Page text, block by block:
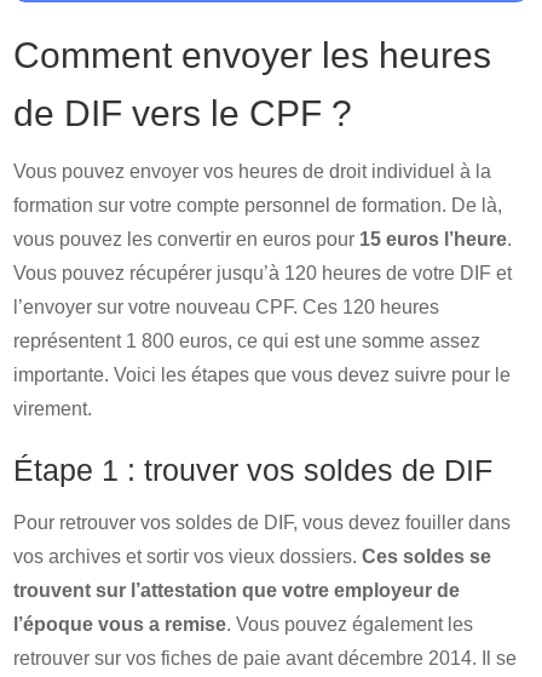
Comment envoyer les heures
de DIF vers le CPF ?
Vous pouvez envoyer vos heures de droit individuel à la
formation sur votre compte personnel de formation. De là,
vous pouvez les convertir en euros pour 15 euros l’heure.
Vous pouvez récupérer jusqu’à 120 heures de votre DIF et
l’envoyer sur votre nouveau CPF. Ces 120 heures
représentent 1 800 euros, ce qui est une somme assez
importante. Voici les étapes que vous devez suivre pour le
virement.
Étape 1 : trouver vos soldes de DIF
Pour retrouver vos soldes de DIF, vous devez fouiller dans
vos archives et sortir vos vieux dossiers.Ces soldes se
trouvent sur l’attestation que votre employeur de
l’époque vous a remise. Vous pouvez également les
retrouver sur vos fiches de paie avant décembre 2014. Il se